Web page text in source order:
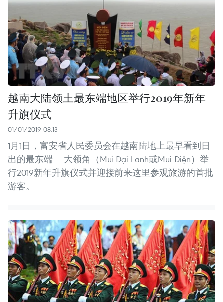
越南大陆领土最东端地区举行2019年新年
升旗仪式
01/01/2019 08:13
1月1日，富安省人民委员会在越南陆地上最早看到日
出的最东端——大领角（Mũi Đại Lãnh或Mũi Điện）举
行2019新年升旗仪式并迎接前来这里参观旅游的首批
游客。